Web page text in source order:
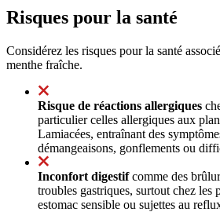
Risques pour la santé
Considérez les risques pour la santé
menthe fraîche.
Risque de réactions allergiques
particulier celles allergiques aux
Lamiacées, entraînant des
démangeaisons, gonflements ou
Inconfort digestifcomme des
troubles gastriques, surtout chez les
estomac sensible ou sujettes au